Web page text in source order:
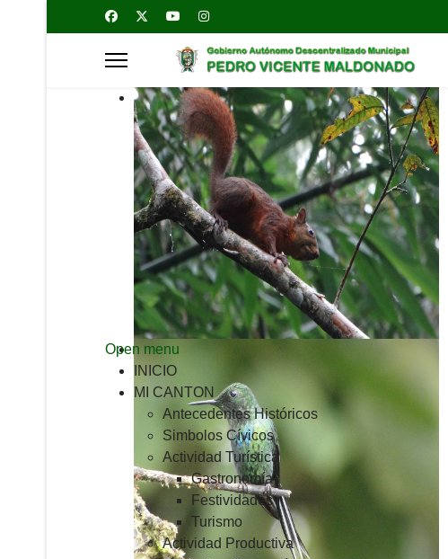
Open menu
INICIO
MI CANTON
Antecedentes Históricos
Simbolos Cívicos
Actividad Turística
Gastronomía
Festividades
Turismo
Actividad Productiva